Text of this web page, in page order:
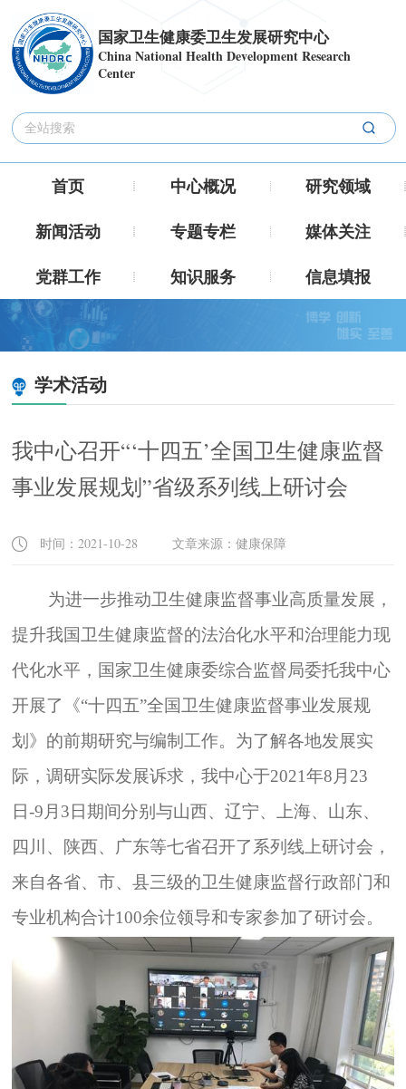
国家卫生健康委卫生发展研究中心
China National Health Development Research
Center
首页 中心概况
研究领域
新闻活动
专题专栏
媒体关注
党群工作
知识服务 信息填报
学术活动
我中心召开“‘十四五’全国卫生健康监督
事业发展规划”省级系列线上研讨会
时间：2021-10-28 文章来源：健康保障
为进一步推动卫生健康监督事业高质量发展，
提升我国卫生健康监督的法治化水平和治理能力现
代化水平，国家卫生健康委综合监督局委托我中心
开展了《“十四五”全国卫生健康监督事业发展规
划》的前期研究与编制工作。为了解各地发展实
际，调研实际发展诉求，我中心于2021年8 月 23
日-9 月 3 日期间分别与山西、辽宁、上海、山东、
四川、陕西、广东等七省召开了系列线上研讨会，
来自各省、市、县三级的卫生健康监督行政部门和
专业机构合计100余位领导和专家参加了研讨会。